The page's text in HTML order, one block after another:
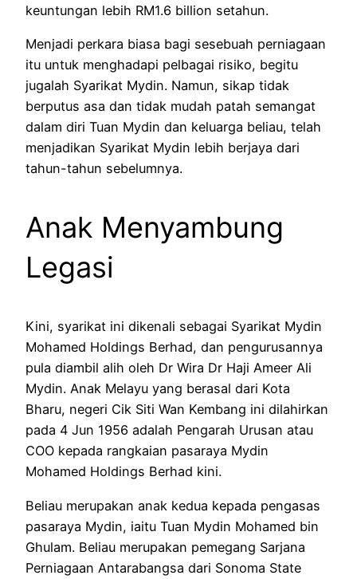
keuntungan lebih RM1.6 billion setahun.
Menjadi perkara biasa bagi sesebuah perniagaan
itu untuk menghadapi pelbagai risiko, begitu
jugalah Syarikat Mydin. Namun, sikap tidak
berputus asa dan tidak mudah patah semangat
dalam diri Tuan Mydin dan keluarga beliau, telah
menjadikan Syarikat Mydin lebih berjaya dari
tahun-tahun sebelumnya.
Anak Menyambung
Legasi
Kini, syarikat ini dikenali sebagai Syarikat Mydin
Mohamed Holdings Berhad, dan pengurusannya
pula diambil alih oleh Dr Wira Dr Haji Ameer Ali
Mydin. Anak Melayu yang berasal dari Kota
Bharu, negeri Cik Siti Wan Kembang ini dilahirkan
pada 4 Jun 1956 adalah Pengarah Urusan atau
COO kepada rangkaian pasaraya Mydin
Mohamed Holdings Berhad kini.
Beliau merupakan anak kedua kepada pengasas
pasaraya Mydin, iaitu Tuan Mydin Mohamed bin
Ghulam. Beliau merupakan pemegang Sarjana
Perniagaan Antarabangsa dari Sonoma State